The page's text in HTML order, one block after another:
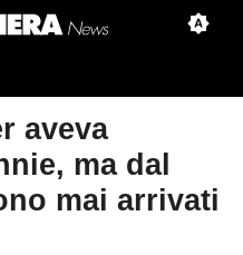
aveva
ma dal
mai arrivati